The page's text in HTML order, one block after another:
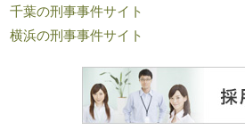
千葉の刑事事件サイト
横浜の刑事事件サイト